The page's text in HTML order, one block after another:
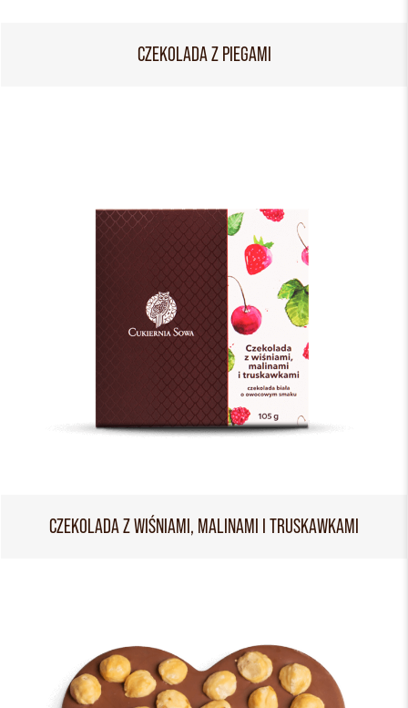
CZEKOLADA Z PIEGAMI
CZEKOLADA Z WIŚNIAMI, MALINAMI I TRUSKAWKAMI